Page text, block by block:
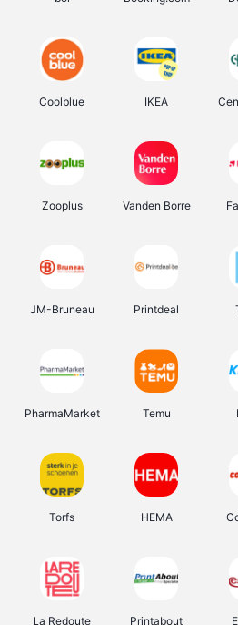
Coolblue IKEA
Zooplus Vanden Borre
JM-Bruneau Printdeal
PharmaMarket Temu
Torfs HEMA
La Redoute Printabout